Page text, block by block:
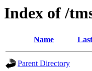
Index of /
Name
Parent Directory